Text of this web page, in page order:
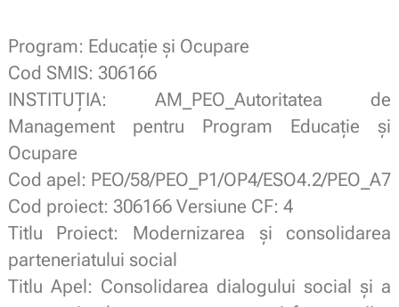
Program: Educație și Ocupare
Cod SMIS: 306166
INSTITUȚIA: AM_PEO_Autoritatea de
Management pentru Program Educație și
Ocupare
Cod apel: PEO/58/PEO_P1/OP4/ESO4.2/PEO_A7
Cod proiect: 306166 Versiune CF: 4
Titlu Proiect: Modernizarea și consolidarea
parteneriatului social
Titlu Apel: Consolidarea dialogului social și a